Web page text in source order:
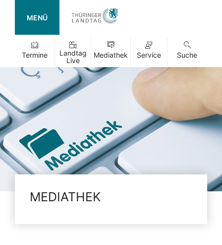
MENÜ
Termine
Landtag
Live
Mediathek Service Suche
MEDIATHEK